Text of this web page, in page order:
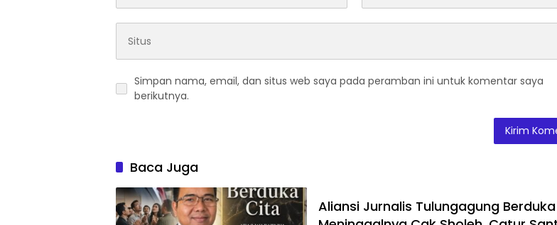
Simpan nama, email, dan situs web saya pada peramban ini untuk komentar saya
berikutnya.
Baca Juga
Aliansi Jurnalis Tulungagung